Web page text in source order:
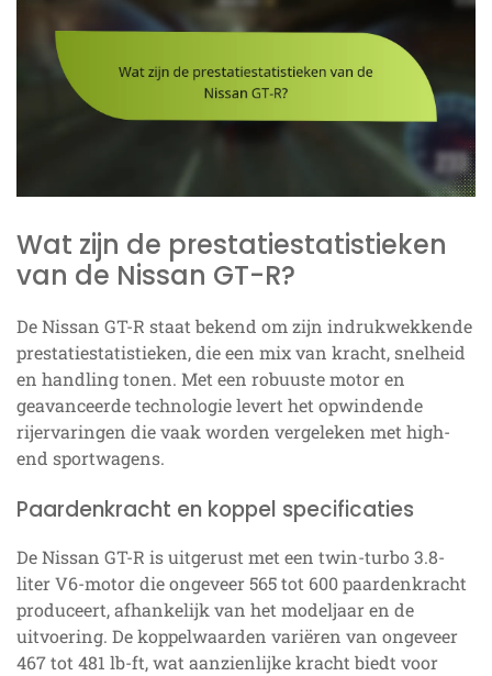
Wat zijn de prestatiestatistieken
van de Nissan GT-R?
De Nissan GT-R staat bekend om zijn indrukwekkende
prestatiestatistieken, die een mix van kracht, snelheid
en handling tonen. Met een robuuste motor en
geavanceerde technologie levert het opwindende
rijervaringen die vaak worden vergeleken met high-
end sportwagens.
Paardenkracht en koppel specificaties
De Nissan GT-R is uitgerust met een twin-turbo 3.8-
liter V6-motor die ongeveer 565 tot 600 paardenkracht
produceert, afhankelijk van het modeljaar en de
uitvoering. De koppelwaarden variëren van ongeveer
467 tot 481 lb-ft, wat aanzienlijke kracht biedt voor